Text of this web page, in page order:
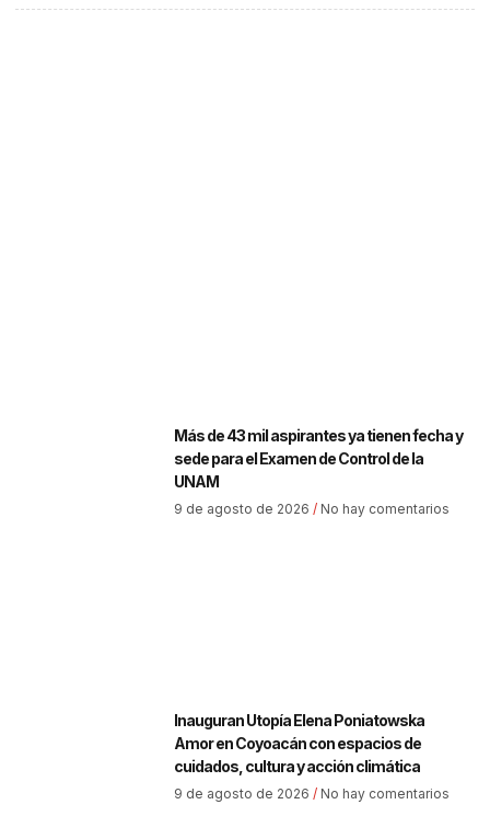
Más de 43 mil aspirantes ya tienen fecha y
sede para el Examen de Control de la
UNAM
9 de agosto de 2026 No hay comentarios
Inauguran Utopía Elena Poniatowska
Amor en Coyoacán con espacios de
cuidados, cultura y acción climática
9 de agosto de 2026 No hay comentarios